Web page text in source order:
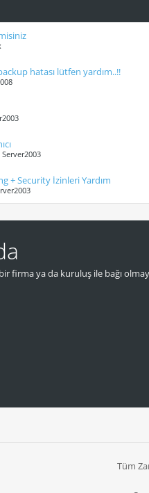
hatası lütfen yardım..!!
+ Security İzinleri Yardım
firma ya da kuruluş ile bağı
Tüm